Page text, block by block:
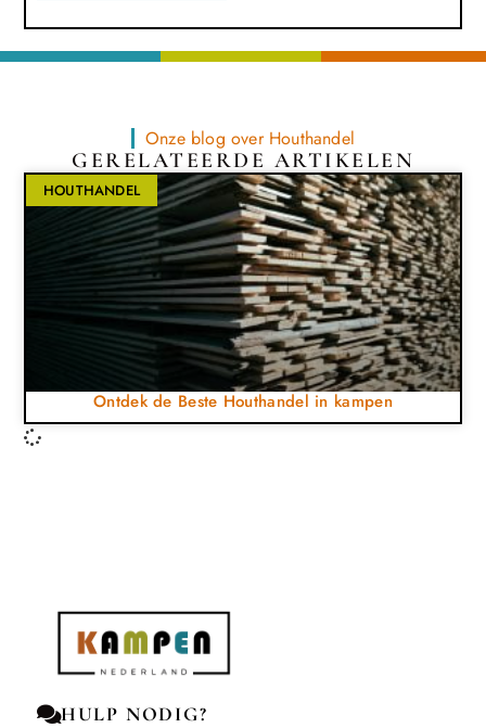
Onze blog over Houthandel
GERELATEERDE ARTIKELEN
HOUTHANDEL
Ontdek de Beste Houthandel in kampen
HULP NODIG?